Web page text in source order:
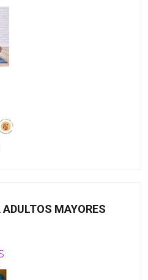
MAYORES